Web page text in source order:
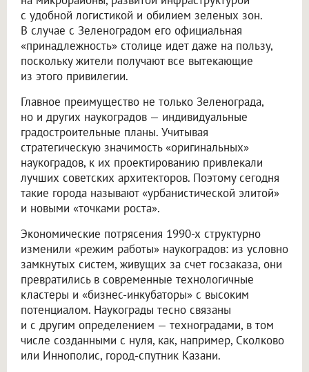
с удобной логистикой и обилием зеленых зон.
В случае с Зеленоградом его официальная
«принадлежность» столице идет даже на пользу,
поскольку жители получают все вытекающие
из этого привилегии.
Главное преимущество не только Зеленограда,
но и других наукоградов — индивидуальные
градостроительные планы. Учитывая
стратегическую значимость «оригинальных»
наукоградов, к их проектированию привлекали
лучших советских архитекторов. Поэтому сегодня
такие города называют «урбанистической элитой»
и новыми «точками роста».
Экономические потрясения 1990-х структурно
изменили «режим работы» наукоградов: из условно
замкнутых систем, живущих за счет госзаказа, они
превратились в современные технологичные
кластеры и «бизнес-инкубаторы» с высоким
потенциалом. Наукограды тесно связаны
и с другим определением — техноградами, в том
числе созданными с нуля, как, например, Сколково
или Иннополис, город-спутник Казани.